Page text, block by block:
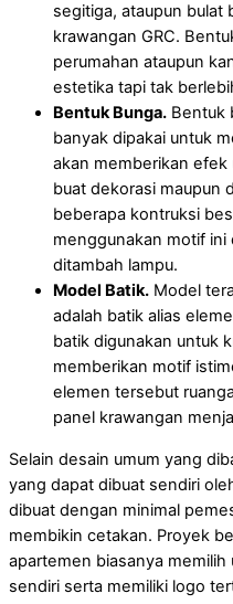
segitiga, ataupun bulat
krawangan GRC.
perumahan ataupun
estetika tapi tak
Bentuk Bunga. Bentuk
banyak dipakai untuk
akan memberikan efek
buat dekorasi maupun
beberapa kontruksi
menggunakan motif ini
ditambah lampu.
Model Batik. Model
adalah batik alias
batik digunakan untuk
memberikan motif
elemen tersebut
panel krawangan
Selain desain umum yang
yang dapat dibuat sendiri
dibuat dengan minimal
membikin cetakan. Proyek
apartemen biasanya
sendiri serta memiliki logo